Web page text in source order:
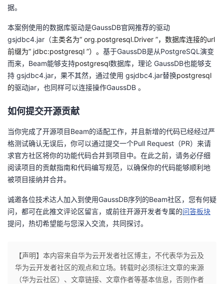
据。
本案例使用的数据库驱动是GaussDB官网推荐的驱动
gsjdbc4.jar（主类名为“ org.postgresql.Driver ”，数据库连接的url
前缀为“ jdbc:postgresql ”）。 基于GaussDB是从PostgreSQL演变
而来，Beam能够支持postgresql数据库，理论 GaussDB也能够支
持 gsjdbc4.jar，果不其然，通过使用 gsjdbc4.jar替换postgresql
的驱动jar，也同样可以连接操作GaussDB 。
如何提交开源贡献
当你完成了开源项目Beam的适配工作，并且新增的代码已经经过严
格测试确认无误后，你可以通过提交一个Pull Request（PR）来请
求官方社区将你的功能代码合并到项目中。在此之前，请务必仔细
阅读项目的贡献指南和代码编写规范，以确保你的代码能够顺利地
被项目接纳并合并。
诚邀各位技术达人加入到使用GaussDB序列的Beam社区，您有何疑
问，都可在此推文评论区留言，或前往开源开发者专属的问答板块
提问，热切希望能与您深入交流，共同探讨。
【声明】本内容来自华为云开发者社区博主，不代表华为云及
华为云开发者社区的观点和立场。转载时必须标注文章的来源
（华为云社区）、文章链接、文章作者等基本信息，否则作者